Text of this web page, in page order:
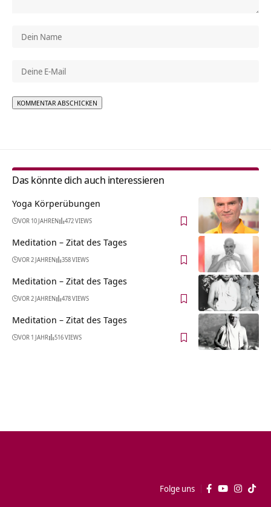
Das könnte dich auch interessieren
Yoga Körperübungen
VOR 10 JAHREN 472 VIEWS
Meditation – Zitat des Tages
VOR 2 JAHREN 358 VIEWS
Meditation – Zitat des Tages
VOR 2 JAHREN 478 VIEWS
Meditation – Zitat des Tages
VOR 1 JAHR 516 VIEWS
Folge uns